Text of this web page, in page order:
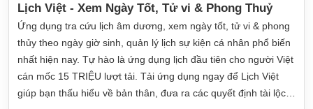
Lịch Việt - Xem Ngày Tốt, Tử vi & Phong Thuỷ
Ứng dụng tra cứu lịch âm dương, xem ngày tốt, tử vi & phong
thủy theo ngày giờ sinh, quản lý lịch sự kiện cá nhân phổ biến
nhất hiện nay. Tự hào là ứng dụng lịch đầu tiên cho người Việt
cán mốc 15 TRIỆU lượt tải. Tải ứng dụng ngay để Lịch Việt
giúp bạn thấu hiểu về bản thân, đưa ra các quyết định tài lộc,